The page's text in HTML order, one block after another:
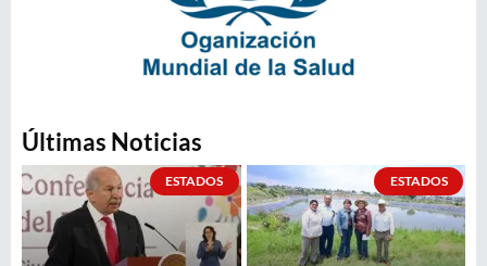
Últimas Noticias
ESTADOS ESTADOS